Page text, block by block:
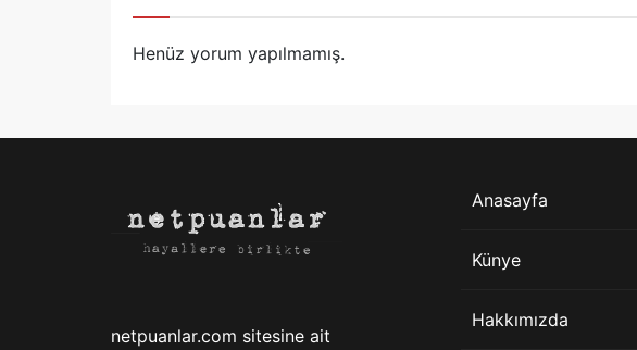
Henüz yorum yapılmamış.
netpuanlar.com sitesine ait
Anasayfa
Künye
Hakkımızda